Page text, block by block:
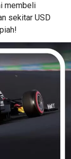
membeli
sekitar USD